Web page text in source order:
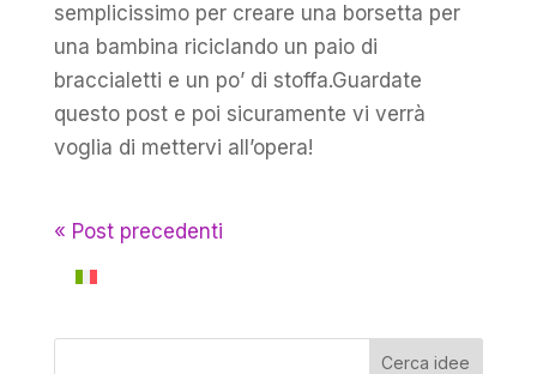
semplicissimo per creare una borsetta per
una bambina riciclando un paio di
braccialetti e un po’ di stoffa.Guardate
questo post e poi sicuramente vi verrà
voglia di mettervi all’opera!
« Post precedenti
Cerca idee